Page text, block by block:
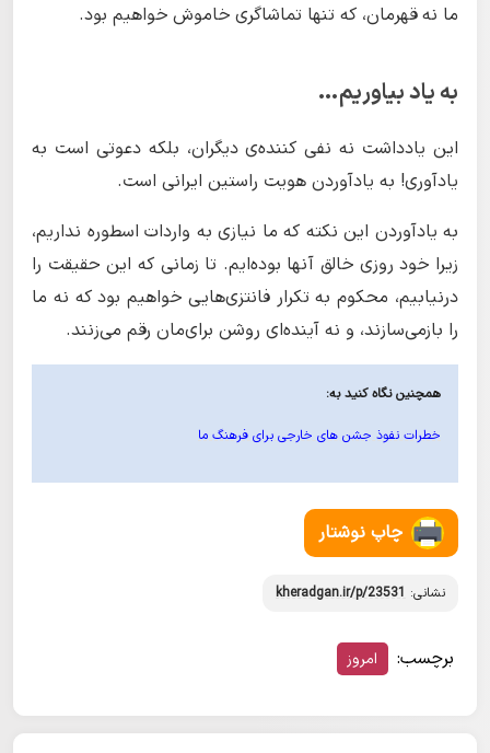
ما نه قهرمان، که تنها تماشاگری خاموش خواهیم بود.
به یاد بیاوریم…
این یادداشت نه نفی کننده‌ی دیگران، بلکه دعوتی است به
یادآوری! به یادآوردن هویت راستین ایرانی است.
به یادآوردن این نکته که ما نیازی به واردات اسطوره نداریم،
زیرا خود روزی خالق آنها بوده‌ایم. تا زمانی که این حقیقت را
درنیابیم، محکوم به تکرار فانتزی‌هایی خواهیم بود که نه ما
را بازمی‌سازند، و نه آینده‌ای روشن برای‌مان رقم می‌زنند.
همچنین نگاه کنید به:
خطرات نفوذ جشن های خارجی برای فرهنگ ما
چاپ نوشتار
نشانی: kheradgan.ir/p/23531
برچسب: امروز